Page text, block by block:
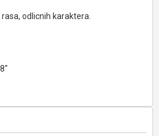
odlicnih karaktera.